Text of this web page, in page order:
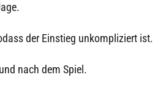
der Einstieg unkompliziert ist.
nach dem Spiel.